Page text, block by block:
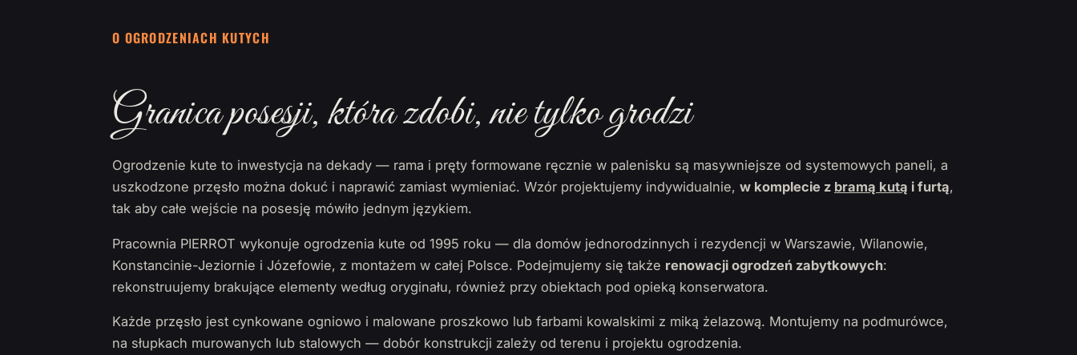
O OGRODZENIACH KUTYCH
Granica posesji, która zdobi, nie tylko grodzi
Ogrodzenie kute to inwestycja na dekady — rama i pręty formowane ręcznie w palenisku są masywniejsze od systemowych paneli, a
uszkodzone przęsło można dokuć i naprawić zamiast wymieniać. Wzór projektujemy indywidualnie, w komplecie z bramą kutą i furtą,
tak aby całe wejście na posesję mówiło jednym językiem.
Pracownia PIERROT wykonuje ogrodzenia kute od 1995 roku — dla domów jednorodzinnych i rezydencji w Warszawie, Wilanowie,
Konstancinie-Jeziornie i Józefowie, z montażem w całej Polsce. Podejmujemy się także renowacji ogrodzeń zabytkowych:
rekonstruujemy brakujące elementy według oryginału, również przy obiektach pod opieką konserwatora.
Każde przęsło jest cynkowane ogniowo i malowane proszkowo lub farbami kowalskimi z miką żelazową. Montujemy na podmurówce,
na słupkach murowanych lub stalowych — dobór konstrukcji zależy od terenu i projektu ogrodzenia.